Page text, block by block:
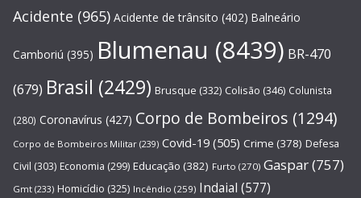
Acidente (965) Acidente de trânsito (402) Balneário
Camboriú (395) Blumenau (8439) BR-470
(679) Brasil (2429) Brusque (332) Colisão (346) Colunista
(280) Coronavírus (427) Corpo de Bombeiros (1294)
Corpo de Bombeiros Militar (239) Covid-19 (505) Crime (378) Defesa
Civil (303) Economia (299) Educação (382) Furto (270) Gaspar(757)
Gmt (233) Homicídio (325) Incêndio (259) Indaial (577)